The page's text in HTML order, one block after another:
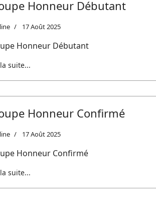
Honneur Débutant
17 Août 2025
Honneur Débutant
suite...
Honneur Confirmé
17 Août 2025
Honneur Confirmé
suite...